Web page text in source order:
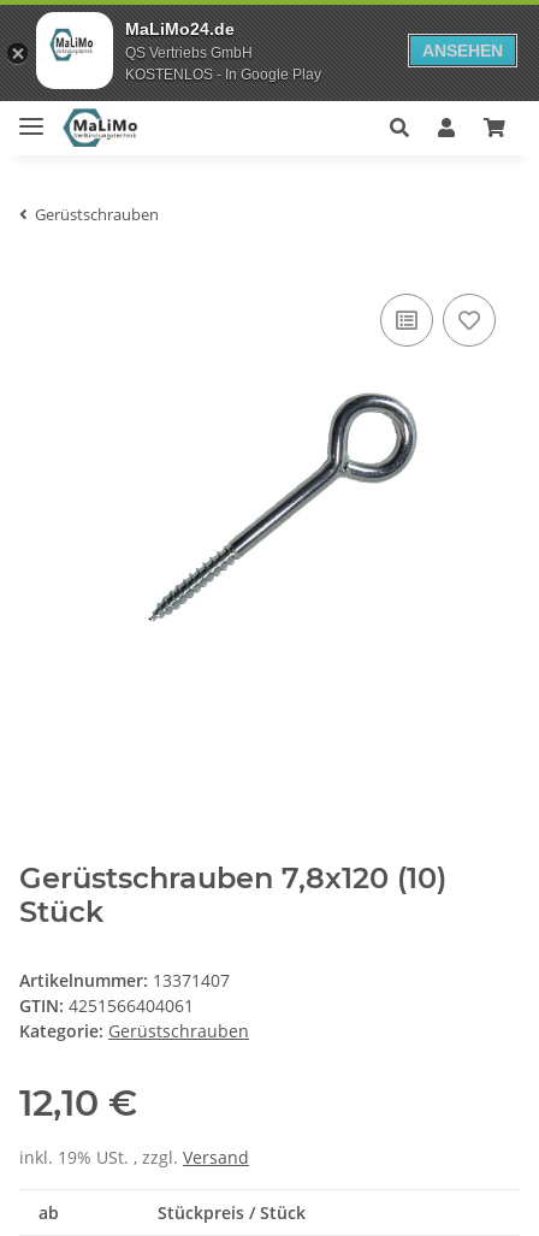
MaLiMo24.de
QS Vertriebs GmbH
KOSTENLOS - In Google Play
ANSEHEN
Gerüstschrauben
Gerüstschrauben 7,8x120 (10)
Stück
Artikelnummer: 13371407
GTIN: 4251566404061
Kategorie: Gerüstschrauben
12,10 €
inkl. 19% USt. , zzgl. Versand
ab Stückpreis / Stück